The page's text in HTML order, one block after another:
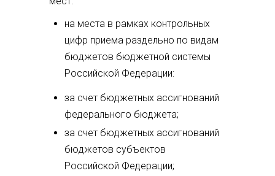
на места в рамках контрольных
цифр приема раздельно по видам
бюджетов бюджетной системы
Российской Федерации:
за счет бюджетных ассигнований
федерального бюджета;
за счет бюджетных ассигнований
бюджетов субъектов
Российской Федерации;